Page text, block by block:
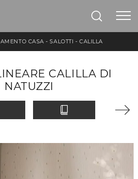
CASA -SALOTTI - CALILLA
CALILLA DI
NATUZZI